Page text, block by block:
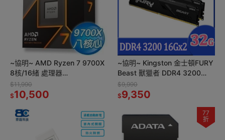
~協明~ AMD Ryzen 7 9700X
8核/16緒 處理器
3.8GHz/65W/AM5 全新品
$11,990
$10,500
~協明~ Kingston 金士頓FURY
Beast 獸獵者 DDR4 3200
32GB (16GBx2)
$9,990
$9,350
77
折